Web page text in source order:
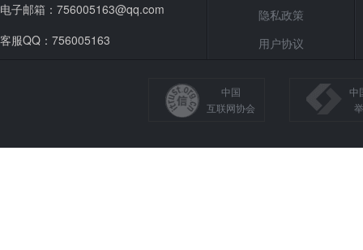
电子邮箱：756005163@qq.com
客服QQ：756005163
隐私政策
用户协议
中国
互联网协会
中